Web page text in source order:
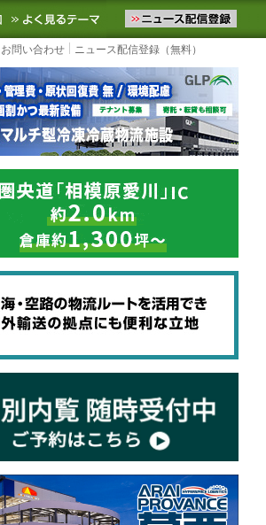
ュースをお届けします。物流ニュース
お気に入りに追加 よく見るテーマ
問い合わせ ニュース配信登録（無料）